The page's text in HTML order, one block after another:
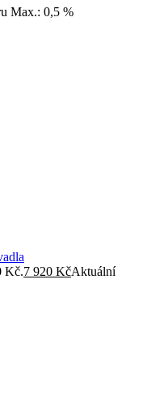
Max.: 0,5 %
Kč.7 920 KčAktuální